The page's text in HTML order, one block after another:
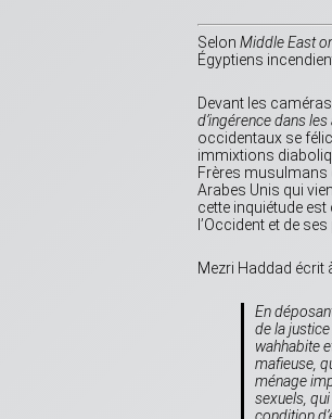
Selon Middle East
Égyptiens
Devant les
d’ingérence dans
occidentaux se
immixtions
Frères musulmans
Arabes Unis qui
cette inquiétude
l’Occident et de
Mezri Haddad écrit
En
de la
wahhabite
mafieuse,
ménage
sexuels,